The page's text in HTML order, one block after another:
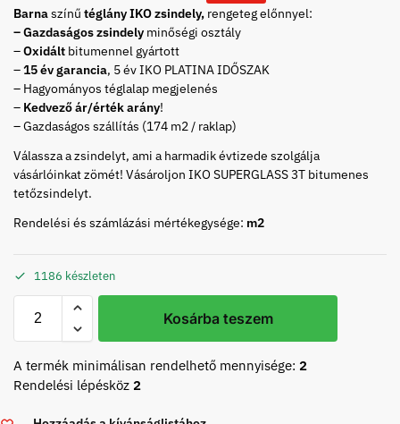
Barnaszínű téglány IKO zsindely, rengeteg előnnyel:
– Gazdaságos zsindely minőségi osztály
–Oxidált bitumennel gyártott
–15 év garancia, 5 év IKO PLATINA IDŐSZAK
– Hagyományos téglalap megjelenés
– Kedvező ár/érték arány!
– Gazdaságos szállítás (174 m2 / raklap)
Válassza a zsindelyt, ami a harmadik évtizede szolgálja
vásárlóinkat zömét! Vásároljon IKO SUPERGLASS 3T bitumenes
tetőzsindelyt.
Rendelési és számlázási mértékegysége: m2
1186 készleten
Kosárba teszem
A termék minimálisan rendelhető mennyisége: 2
Rendelési lépésköz 2